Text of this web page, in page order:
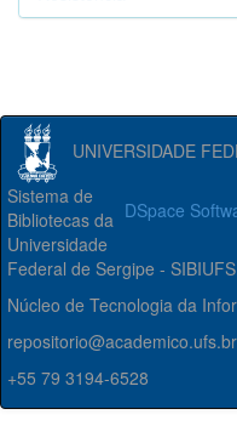
UNIVERSIDADE
DSpace
Sistema de
Bibliotecas da
Universidade
Federal de Sergipe - SIBIUFS
Núcleo de Tecnologia da
repositorio@academico.ufs.br
+55 79 3194-6528